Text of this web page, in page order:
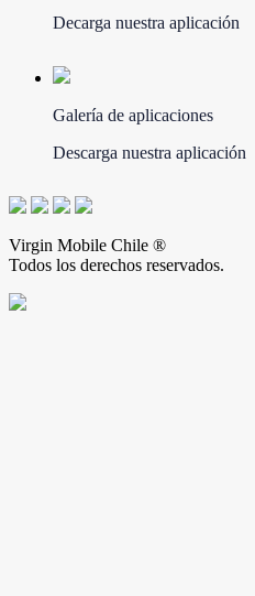
Decarga nuestra aplicación
Galería de aplicaciones
Descarga nuestra aplicación
Virgin Mobile Chile ®
Todos los derechos reservados.